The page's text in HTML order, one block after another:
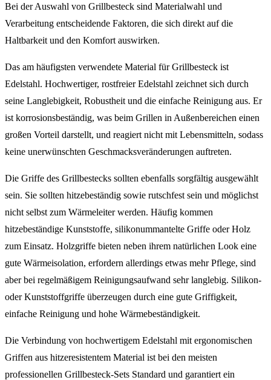
Bei der Auswahl von Grillbesteck sind Materialwahl und
Verarbeitung entscheidende Faktoren, die sich direkt auf die
Haltbarkeit und den Komfort auswirken.
Das am häufigsten verwendete Material für Grillbesteck ist
Edelstahl. Hochwertiger, rostfreier Edelstahl zeichnet sich durch
seine Langlebigkeit, Robustheit und die einfache Reinigung aus. Er
ist korrosionsbeständig, was beim Grillen in Außenbereichen einen
großen Vorteil darstellt, und reagiert nicht mit Lebensmitteln, sodass
keine unerwünschten Geschmacksveränderungen auftreten.
Die Griffe des Grillbestecks sollten ebenfalls sorgfältig ausgewählt
sein. Sie sollten hitzebeständig sowie rutschfest sein und möglichst
nicht selbst zum Wärmeleiter werden. Häufig kommen
hitzebeständige Kunststoffe, silikonummantelte Griffe oder Holz
zum Einsatz. Holzgriffe bieten neben ihrem natürlichen Look eine
gute Wärmeisolation, erfordern allerdings etwas mehr Pflege, sind
aber bei regelmäßigem Reinigungsaufwand sehr langlebig. Silikon-
oder Kunststoffgriffe überzeugen durch eine gute Griffigkeit,
einfache Reinigung und hohe Wärmebeständigkeit.
Die Verbindung von hochwertigem Edelstahl mit ergonomischen
Griffen aus hitzeresistentem Material ist bei den meisten
professionellen Grillbesteck-Sets Standard und garantiert ein